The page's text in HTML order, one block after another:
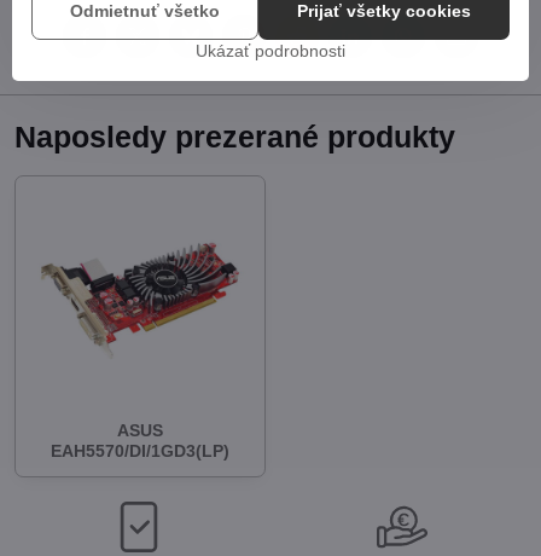
FacebookTwitterBlueskyPinterestRedditLinkedInWhatsApp
E-
Naposledy prezerané produkty
ASUS
EAH5570/DI/1GD3(LP)
Ukázať podrobnosti
Prijať všetky cookies
Odmietnuť všetko